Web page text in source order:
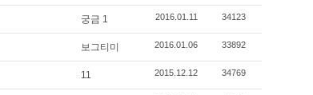
궁금 1 2016.01.11 34123
보그티미 2016.01.06 33892
11 2015.12.12 34769